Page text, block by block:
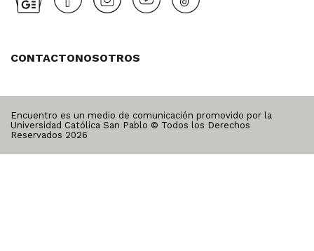
CONTACTONOSOTROS
Encuentro es un medio de comunicación promovido por la
Universidad Católica San Pablo © Todos los Derechos
Reservados 2026